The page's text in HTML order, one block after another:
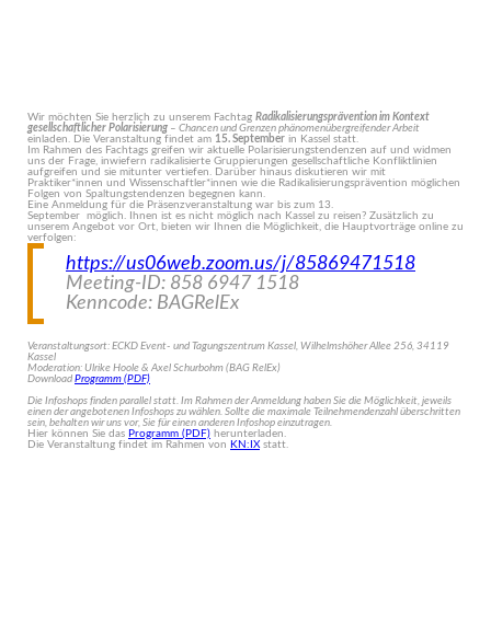
Wir möchten Sie herzlich zu unserem Fachtag Radikalisierungsprävention im Kontext
gesellschaftlicher Polarisierung – Chancen und Grenzen phänomenübergreifender Arbeit
einladen. Die Veranstaltung findet am 15. September in Kassel statt.
Im Rahmen des Fachtags greifen wir aktuelle Polarisierungstendenzen auf und widmen
uns der Frage, inwiefern radikalisierte Gruppierungen gesellschaftliche Konfliktlinien
aufgreifen und sie mitunter vertiefen. Darüber hinaus diskutieren wir mit
Praktiker*innen und Wissenschaftler*innen wie die Radikalisierungsprävention möglichen
Folgen von Spaltungstendenzen begegnen kann.
Eine Anmeldung für die Präsenzveranstaltung war bis zum 13.
September möglich. Ihnen ist es nicht möglich nach Kassel zu reisen? Zusätzlich zu
unserem Angebot vor Ort, bieten wir Ihnen die Möglichkeit, die Hauptvorträge online zu
verfolgen:
https://us06web.zoom.us/j/85869471518
Meeting-ID: 858 6947 1518
Kenncode: BAGRelEx
Veranstaltungsort: ECKD Event- und Tagungszentrum Kassel, Wilhelmshöher Allee 256, 34119
Kassel
Moderation: Ulrike Hoole & Axel Schurbohm (BAG RelEx)
Download Programm (PDF)
Die Infoshops finden parallel statt. Im Rahmen der Anmeldung haben Sie die Möglichkeit, jeweils
einen der angebotenen Infoshops zu wählen. Sollte die maximale Teilnehmendenzahl überschritten
sein, behalten wir uns vor, Sie für einen anderen Infoshop einzutragen.
Hier können Sie das Programm (PDF) herunterladen.
Die Veranstaltung findet im Rahmen von KN:IXstatt.